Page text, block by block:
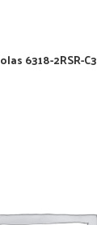
6318-2RSR-C3